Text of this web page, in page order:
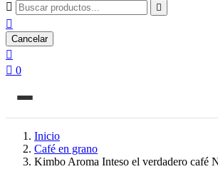
 

Cancelar

 0
Inicio
Café en grano
Kimbo Aroma Inteso el verdadero café